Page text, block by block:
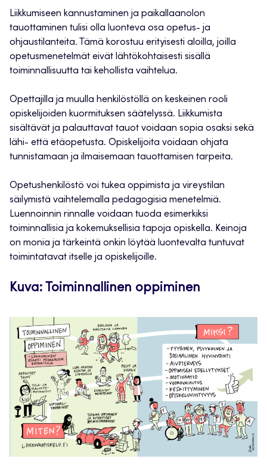
Liikkumiseen kannustaminen ja paikallaanolon
tauottaminen tulisi olla luonteva osa opetus- ja
ohjaustilanteita. Tämä korostuu erityisesti aloilla, joilla
opetusmenetelmät eivät lähtökohtaisesti sisällä
toiminnallisuutta tai kehollista vaihtelua.
Opettajilla ja muulla henkilöstöllä on keskeinen rooli
opiskelijoiden kuormituksen säätelyssä. Liikkumista
sisältävät ja palauttavat tauot voidaan sopia osaksi sekä
lähi- että etäopetusta. Opiskelijoita voidaan ohjata
tunnistamaan ja ilmaisemaan tauottamisen tarpeita.
Opetushenkilöstö voi tukea oppimista ja vireystilan
säilymistä vaihtelemalla pedagogisia menetelmiä.
Luennoinnin rinnalle voidaan tuoda esimerkiksi
toiminnallisia ja kokemuksellisia tapoja opiskella. Keinoja
on monia ja tärkeintä onkin löytää luontevalta tuntuvat
toimintatavat itselle ja opiskelijoille.
Kuva: Toiminnallinen oppiminen